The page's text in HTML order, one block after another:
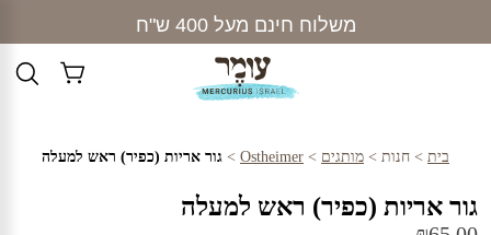
content
משלוח חינם מעל 400 ש"ח
בית > חנות > מותגים >
Ostheimer
> גור אריות (כפיר) ראש למעלה
גור אריות (כפיר) ראש למעלה